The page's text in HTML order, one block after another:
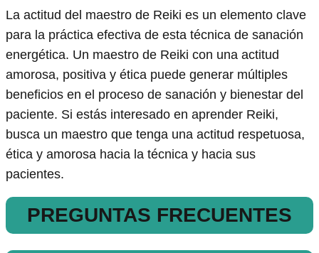
La actitud del maestro de Reiki es un elemento clave
para la práctica efectiva de esta técnica de sanación
energética. Un maestro de Reiki con una actitud
amorosa, positiva y ética puede generar múltiples
beneficios en el proceso de sanación y bienestar del
paciente. Si estás interesado en aprender Reiki,
busca un maestro que tenga una actitud respetuosa,
ética y amorosa hacia la técnica y hacia sus
pacientes.
PREGUNTAS FRECUENTES